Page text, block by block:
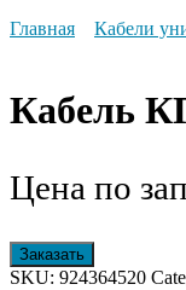
Главная
Кабели
Кабель
Цена по
Заказать
SKU: 924364520